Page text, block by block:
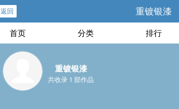
返回 重镀银漆
首页 分类 排行
重镀银漆
共收录 1 部作品